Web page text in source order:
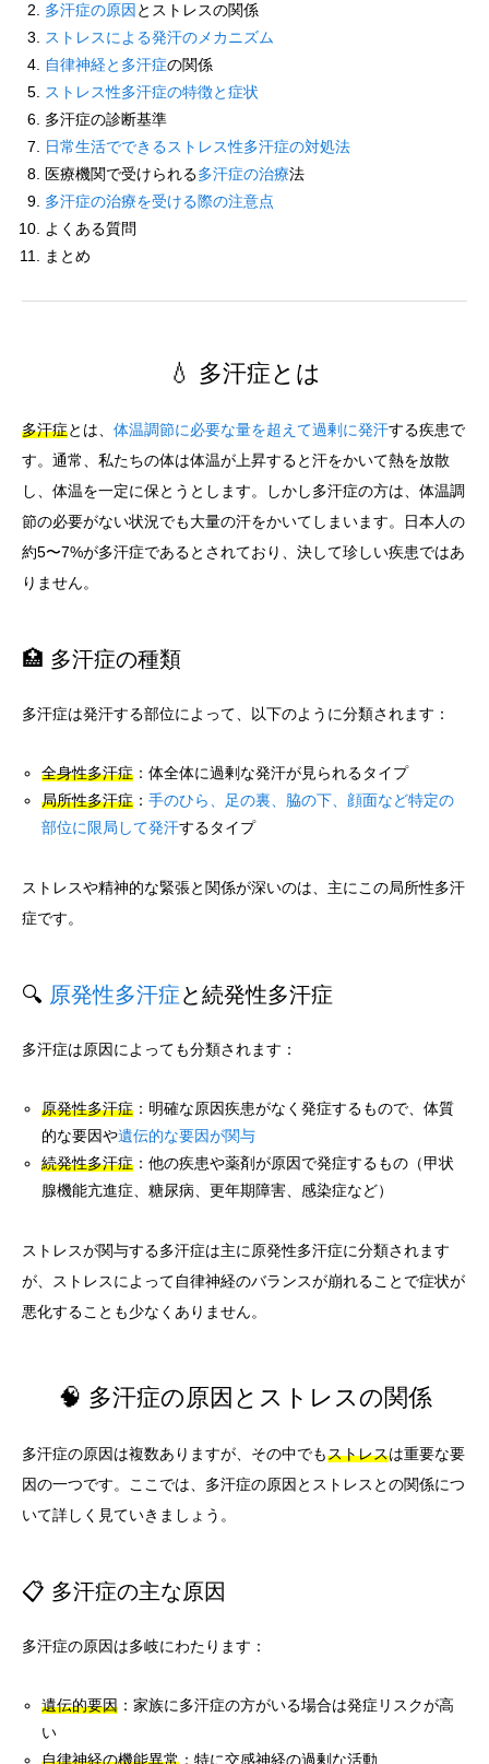
多汗症の原因 とストレスの関係
ストレスによる発汗のメカニズム
自律神経と多汗症の関係
ストレス性多汗症の特徴と症状
多汗症の診断基準
日常生活でできるストレス性多汗症の対処法
医療機関で受けられる多汗症の治療法
多汗症の治療を受ける際の注意点
よくある質問
まとめ
💧 多汗症とは
多汗症とは、 体温調節に必要な量を超えて過剰に発汗する疾患で
す。通常、私たちの体は体温が上昇すると汗をかいて熱を放散
し、体温を一定に保とうとします。しかし多汗症の方は、体温調
節の必要がない状況でも大量の汗をかいてしまいます。日本人の
約5〜7%が多汗症であるとされており、決して珍しい疾患ではあ
りません。
🏥 多汗症の種類
多汗症は発汗する部位によって、以下のように分類されます：
全身性多汗症 ：体全体に過剰な発汗が見られるタイプ
局所性多汗症 ：手のひら、足の裏、脇の下、顔面など特定の
部位に限局して発汗するタイプ
ストレスや精神的な緊張と関係が深いのは、主にこの局所性多汗
症です。
🔍 原発性多汗症と続発性多汗症
多汗症は原因によっても分類されます：
原発性多汗症 ：明確な原因疾患がなく発症するもので、体質
的な要因や遺伝的な要因が関与
続発性多汗症 ：他の疾患や薬剤が原因で発症するもの（甲状
腺機能亢進症、糖尿病、更年期障害、感染症など）
ストレスが関与する多汗症は主に原発性多汗症に分類されます
が、ストレスによって自律神経のバランスが崩れることで症状が
悪化することも少なくありません。
🧠 多汗症の原因とストレスの関係
多汗症の原因は複数ありますが、その中でもストレスは重要な要
因の一つです。ここでは、多汗症の原因とストレスとの関係につ
いて詳しく見ていきましょう。
📋 多汗症の主な原因
多汗症の原因は多岐にわたります：
遺伝的要因 ：家族に多汗症の方がいる場合は発症リスクが高
い
自律神経の機能異常 ：特に交感神経の過剰な活動